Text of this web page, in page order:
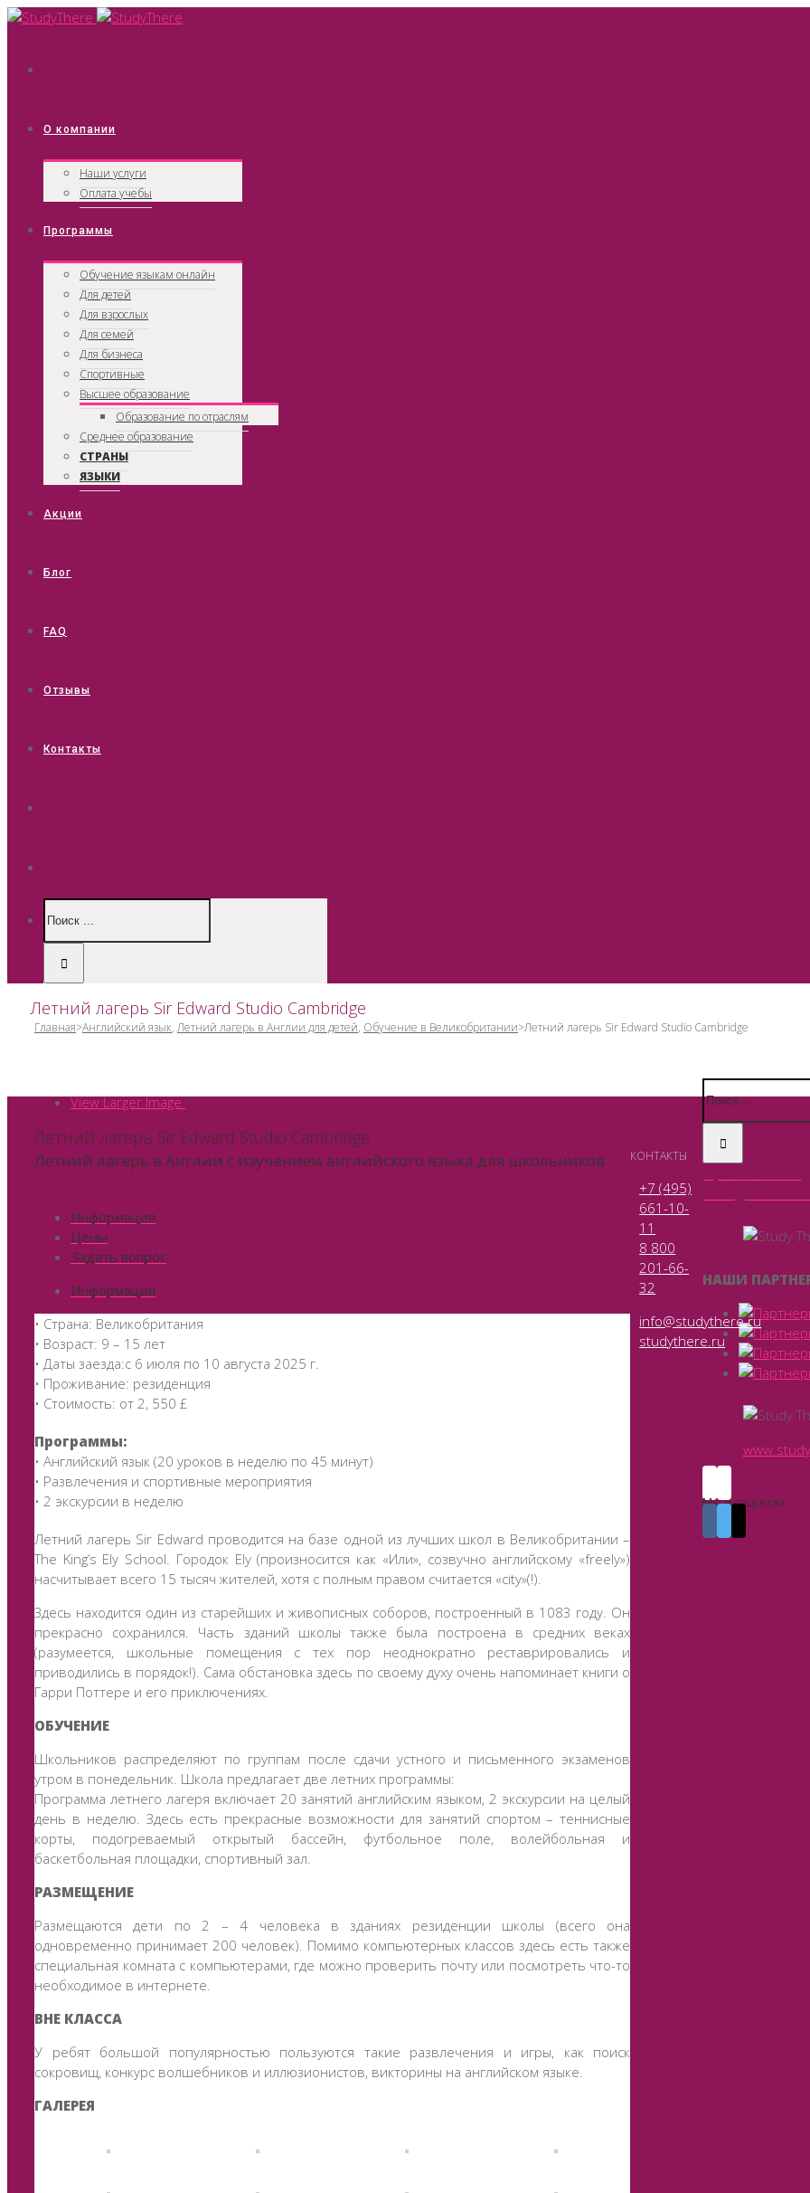
О компании
Наши услуги
Оплата учебы
Программы
Обучение языкам онлайн
Для детей
Для взрослых
Для семей
Для бизнеса
Спортивные
Высшее образование
Образование по отраслям
Среднее образование
СТРАНЫ
ЯЗЫКИ
Акции
Блог
FAQ
Отзывы
Контакты
Летний лагерь Sir Edward Studio Cambridge
Главная>Английский язык, Летний лагерь в Англии для детей, Обучение в Великобритании>Летний лагерь Sir Edward Studio Cambridge
View Larger Image
Летний лагерь Sir Edward Studio Cambridge
Летний лагерь в Англии с изучением английского языка для школьников
Информация
Цены
Задать вопрос
Информация
• Страна: Великобритания
• Возраст: 9 – 15 лет
• Даты заезда:с 6 июля по 10 августа 2025 г.
• Проживание: резиденция
• Стоимость: от 2, 550 £
Программы:
• Английский язык (20 уроков в неделю по 45 минут)
• Развлечения и спортивные мероприятия
• 2 экскурсии в неделю
Летний лагерь Sir Edward проводится на базе одной из лучших школ в Великобритании –
The King’s Ely School. Городок Ely (произносится как «Или», созвучно английскому «freely»)
насчитывает всего 15 тысяч жителей, хотя с полным правом считается «city»(!).
Здесь находится один из старейших и живописных соборов, построенный в 1083 году. Он
прекрасно сохранился. Часть зданий школы также была построена в средних веках
(разумеется, школьные помещения с тех пор неоднократно реставрировались и
приводились в порядок!). Сама обстановка здесь по своему духу очень напоминает книги о
Гарри Поттере и его приключениях.
ОБУЧЕНИЕ
Школьников распределяют по группам после сдачи устного и письменного экзаменов
утром в понедельник. Школа предлагает две летних программы:
Программа летнего лагеря включает 20 занятий английским языком, 2 экскурсии на целый
день в неделю. Здесь есть прекрасные возможности для занятий спортом – теннисные
корты, подогреваемый открытый бассейн, футбольное поле, волейбольная и
баскетбольная площадки, спортивный зал.
РАЗМЕЩЕНИЕ
Размещаются дети по 2 – 4 человека в зданиях резиденции школы (всего она
одновременно принимает 200 человек). Помимо компьютерных классов здесь есть также
специальная комната с компьютерами, где можно проверить почту или посмотреть что-то
необходимое в интернете.
ВНЕ КЛАССА
У ребят большой популярностью пользуются такие развлечения и игры, как поиск
сокровищ, конкурс волшебников и иллюзионистов, викторины на английском языке.
ГАЛЕРЕЯ
НАШИ
Мы в соцсетях
КОНТАКТЫ
+7 (495)
661-10-
11
8 800
201-66-
32
info@studythere.ru
studythere.ru